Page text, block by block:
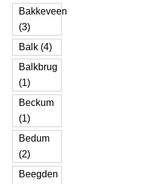
Bakkeveen
(3)
Balk (4)
Balkbrug
(1)
Beckum
(1)
Bedum
(2)
Beegden